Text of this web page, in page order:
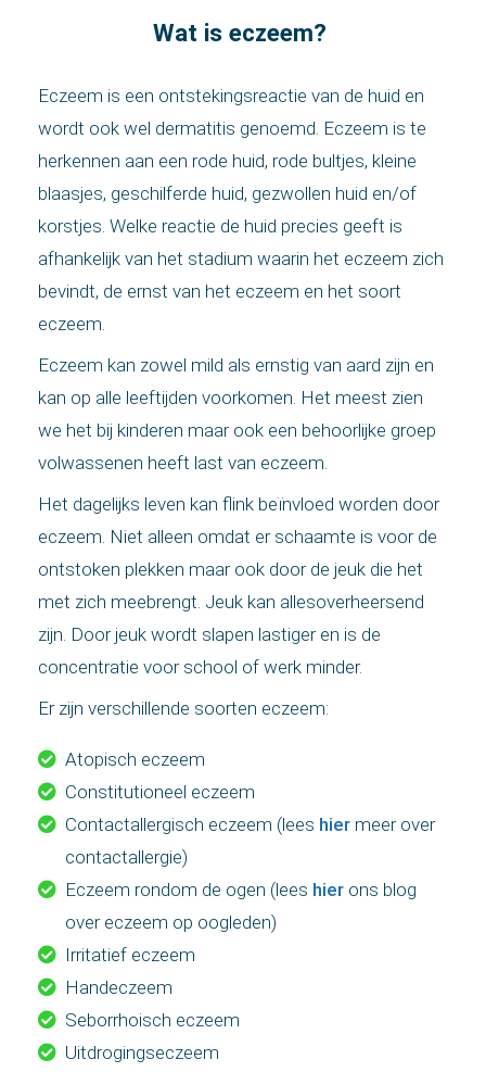
Wat is eczeem?
Eczeem is een ontstekingsreactie van de huid en
wordt ook wel dermatitis genoemd. Eczeem is te
herkennen aan een rode huid, rode bultjes, kleine
blaasjes, geschilferde huid, gezwollen huid en/of
korstjes. Welke reactie de huid precies geeft is
afhankelijk van het stadium waarin het eczeem zich
bevindt, de ernst van het eczeem en het soort
eczeem.
Eczeem kan zowel mild als ernstig van aard zijn en
kan op alle leeftijden voorkomen. Het meest zien
we het bij kinderen maar ook een behoorlijke groep
volwassenen heeft last van eczeem.
Het dagelijks leven kan flink beïnvloed worden door
eczeem. Niet alleen omdat er schaamte is voor de
ontstoken plekken maar ook door de jeuk die het
met zich meebrengt. Jeuk kan allesoverheersend
zijn. Door jeuk wordt slapen lastiger en is de
concentratie voor school of werk minder.
Er zijn verschillende soorten eczeem:
Atopisch eczeem
Constitutioneel eczeem
Contactallergisch eczeem (lees hiermeer over
contactallergie)
Eczeem rondom de ogen (lees hierons blog
over eczeem op oogleden)
Irritatief eczeem
Handeczeem
Seborrhoisch eczeem
Uitdrogingseczeem
van